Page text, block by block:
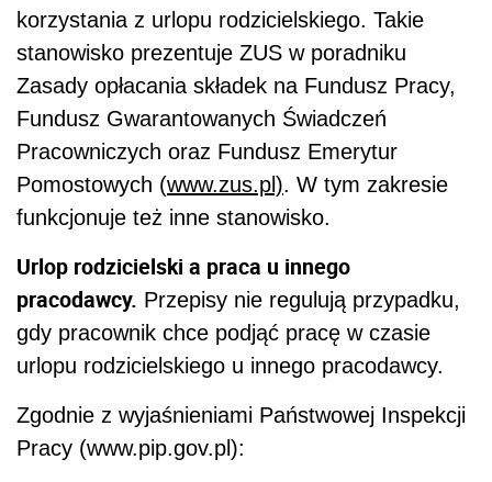
korzystania z urlopu rodzicielskiego. Takie
stanowisko prezentuje ZUS w poradniku
Zasady opłacania składek na Fundusz Pracy,
Fundusz Gwarantowanych Świadczeń
Pracowniczych oraz Fundusz Emerytur
Pomostowych (www.zus.pl). W tym zakresie
funkcjonuje też inne stanowisko.
Urlop rodzicielski a praca u innego
pracodawcy. Przepisy nie regulują przypadku,
gdy pracownik chce podjąć pracę w czasie
urlopu rodzicielskiego u innego pracodawcy.
Zgodnie z wyjaśnieniami Państwowej Inspekcji
Pracy (www.pip.gov.pl):